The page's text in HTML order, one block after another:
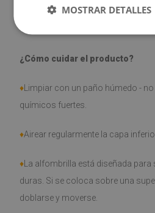
¿Cómo cuidar el producto?
♦Limpiar con un paño húmedo -
químicos fuertes.
♦Airear regularmente la capa
♦La alfombrilla está diseñada para
duras. Si se coloca sobre una
doblarse y moverse.
MOSTRAR DETALLES